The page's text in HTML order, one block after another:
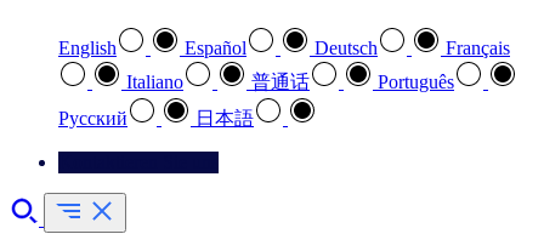
English Español Deutsch
Français
Italiano
普通话
Português
Pусский
日本語